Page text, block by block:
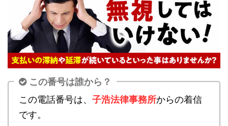
この番号は誰から？
この電話番号は、 子浩法律事務所からの着信
です。